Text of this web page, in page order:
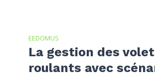
EEDOMUS
La gestion des
roulants avec